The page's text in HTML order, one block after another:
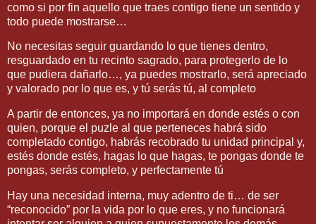
como si por fin aquello que traes contigo tiene un sentido y
todo puede mostrarse…
No necesitas seguir guardando lo que tienes dentro,
resguardado en tu recinto sagrado, para protegerlo de lo
que pudiera dañarlo…, ya puedes mostrarlo, será apreciado
y valorado por lo que es, y tú serás tú, al completo
A partir de entonces, ya no importará en donde estés o con
quien, porque el puzle al que perteneces habrá sido
completado contigo, habrás recobrado tu unidad principal y,
estés donde estés, hagas lo que hagas, te pongas donde te
pongas, serás completo, y perfectamente tú
Hay una necesidad interna, muy adentro de ti… de ser
“reconocido” por la vida por lo que eres, y no funcionará